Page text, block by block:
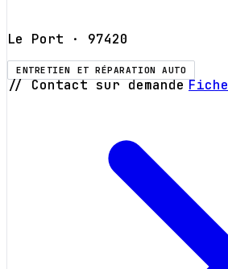
Le Port · 97420
ENTRETIEN ET RÉPARATION AUTO
// Contact sur demande Fiche